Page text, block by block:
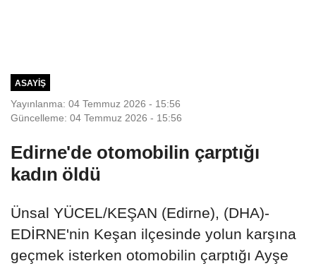
ASAYIŞ
Yayınlanma: 04 Temmuz 2026 - 15:56
Güncelleme: 04 Temmuz 2026 - 15:56
Edirne'de otomobilin çarptığı
kadın öldü
Ünsal YÜCEL/KEŞAN (Edirne), (DHA)-
EDİRNE'nin Keşan ilçesinde yolun karşına
geçmek isterken otomobilin çarptığı Ayşe